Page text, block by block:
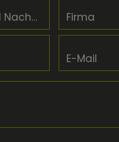
Vor- und Nachname Firma
E-Mail